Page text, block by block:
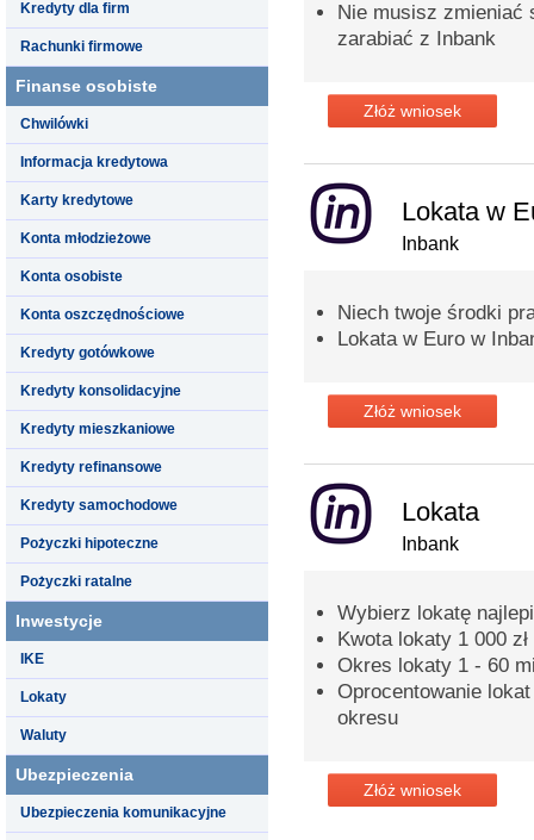
Kredyty dla firm
Rachunki firmowe
Finanse osobiste
Chwilówki
Informacja kredytowa
Karty kredytowe
Konta młodzieżowe
Konta osobiste
Konta oszczędnościowe
Kredyty gotówkowe
Kredyty konsolidacyjne
Kredyty mieszkaniowe
Kredyty refinansowe
Kredyty samochodowe
Pożyczki hipoteczne
Pożyczki ratalne
Inwestycje
IKE
Lokaty
Waluty
Ubezpieczenia
Ubezpieczenia komunikacyjne
Nie musisz zmieniać
zarabiać z Inbank
Złóż wniosek
Lokata w
Inbank
Niech twoje środki
Lokata w Euro w
Złóż wniosek
Lokata
Inbank
Wybierz lokatę
Kwota lokaty 1 000 zł
Okres lokaty 1 - 60
Oprocentowanie
okresu
Złóż wniosek